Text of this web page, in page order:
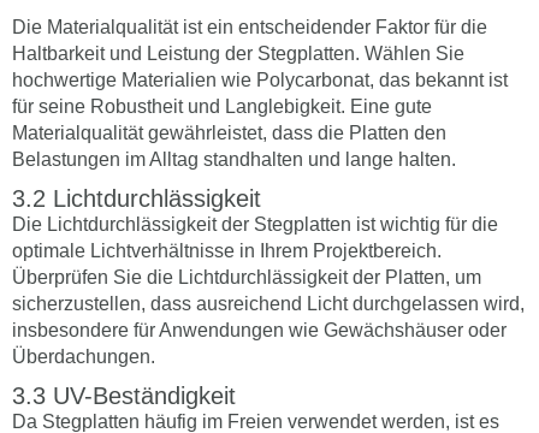
Die Materialqualität ist ein entscheidender Faktor für die
Haltbarkeit und Leistung der Stegplatten. Wählen Sie
hochwertige Materialien wie Polycarbonat, das bekannt ist
für seine Robustheit und Langlebigkeit. Eine gute
Materialqualität gewährleistet, dass die Platten den
Belastungen im Alltag standhalten und lange halten.
Lichtdurchlässigkeit
Die Lichtdurchlässigkeit der Stegplatten ist wichtig für die
optimale Lichtverhältnisse in Ihrem Projektbereich.
Überprüfen Sie die Lichtdurchlässigkeit der Platten, um
sicherzustellen, dass ausreichend Licht durchgelassen wird,
insbesondere für Anwendungen wie Gewächshäuser oder
Überdachungen.
UV-Beständigkeit
Da Stegplatten häufig im Freien verwendet werden, ist es